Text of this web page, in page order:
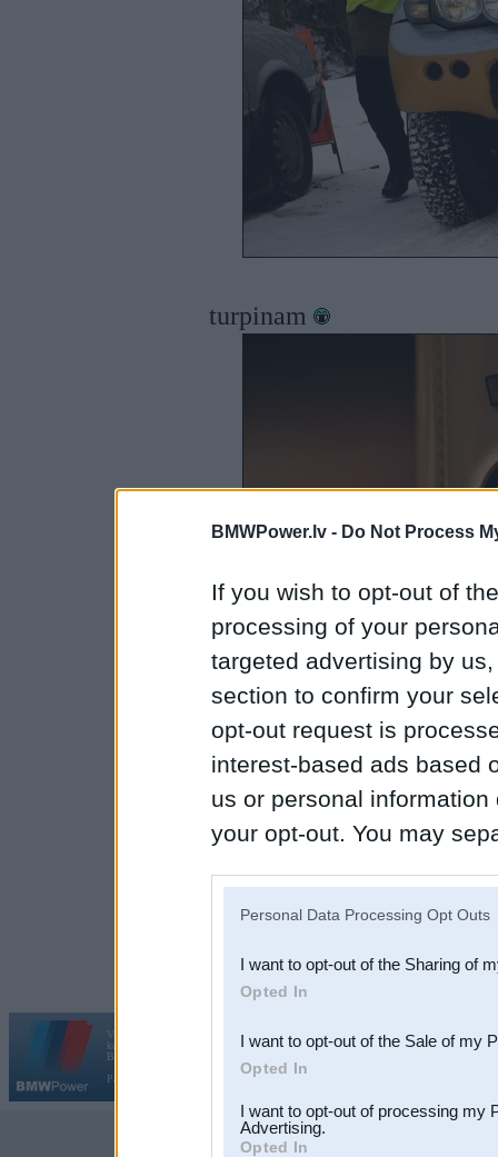
BMWPower.lv - Do Not Process
If you wish to opt-out of
processing of your
targeted advertising by
section to confirm your
opt-out request is
interest-based ads based
us or personal
your opt-out. You may
Downstream Participants
third parties.
Personal Data Processing Opt Outs
I want to opt-out of the Sharing of
Opted In
I want to opt-out of the Sale of my
Opted In
I want to opt-out of processing my
Advertising.
Opted In
turpinam
Vortāls BMWPower.lv darbojas
kopš 2002. gada 14. maija. Tas nav auto klubs un nav saistīts ar
BMW AG.
Par BMWPower
Reklāma
|